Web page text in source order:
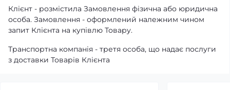
Клієнт - розмістила Замовлення фізична або юридична
особа. Замовлення - оформлений належним чином
запит Клієнта на купівлю Товару.
Транспортна компанія - третя особа, що надає послуги
з доставки Товарів Клієнта